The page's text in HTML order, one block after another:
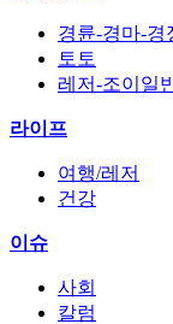
경륜-경마-경
토토
레저-조이일
라이프
여행/레저
건강
이슈
사회
칼럼